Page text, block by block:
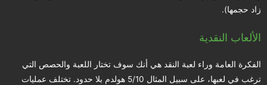
زاد حجمها).
الألعاب النقدية
الفكرة العامة وراء لعبة النقد هي أنك سوف تختار اللعبة والحصص التي
ترغب في لعبها، على سبيل المثال 5/10 هولدم بلا حدود. تختلف عمليات